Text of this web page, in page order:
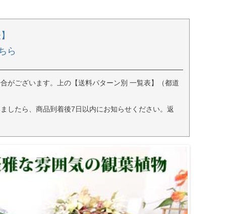
ら
がございます。上の【送料パターン別 一覧表】（都道
したら、商品到着後7日以内にお知らせください。返